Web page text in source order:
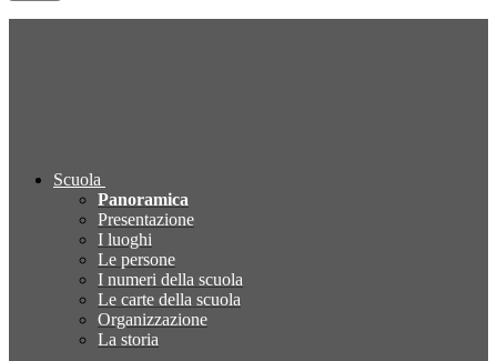
Scuola
Panoramica
Presentazione
I luoghi
Le persone
I numeri della scuola
Le carte della scuola
Organizzazione
La storia